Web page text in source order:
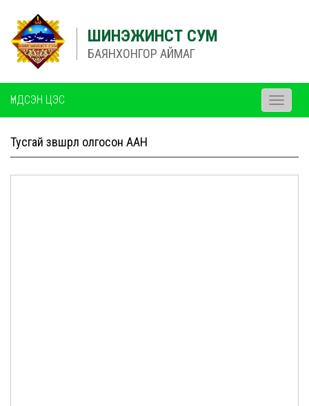
ШИНЭЖИНСТ СУМ
БАЯНХОНГОР АЙМАГ
ҮНДСЭН ЦЭС
Toggle
Тусгай зөвшөөрөл олгосон ААН